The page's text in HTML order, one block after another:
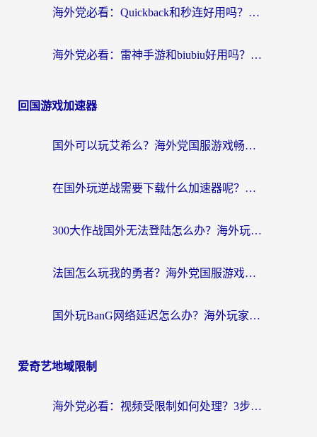
海外党必看：Quickback和秒连好用吗？3步选对回国加速器，无缝刷国内资源
海外党必看：雷神手游和biubiu好用吗？3招选对回国加速器无缝刷国内资源
回国游戏加速器
国外可以玩艾希么？海外党国服游戏畅玩终极指南（附加速器选择秘籍）
在国外玩逆战需要下载什么加速器呢？海外党亲测有效的国服游戏加速指南
300大作战国外无法登陆怎么办？海外玩家亲测有效的解决指南
法国怎么玩我的勇者？海外党国服游戏不卡攻略，附3款热门游戏加速实测
国外玩BanG网络延迟怎么办？海外玩家亲测有效的国服游戏加速指南
爱奇艺地域限制
海外党必看：视频受限制如何处理？3步解决国内剧番“看不了”难题